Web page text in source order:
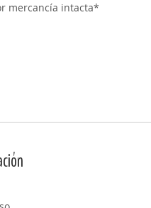
mercancía intacta*